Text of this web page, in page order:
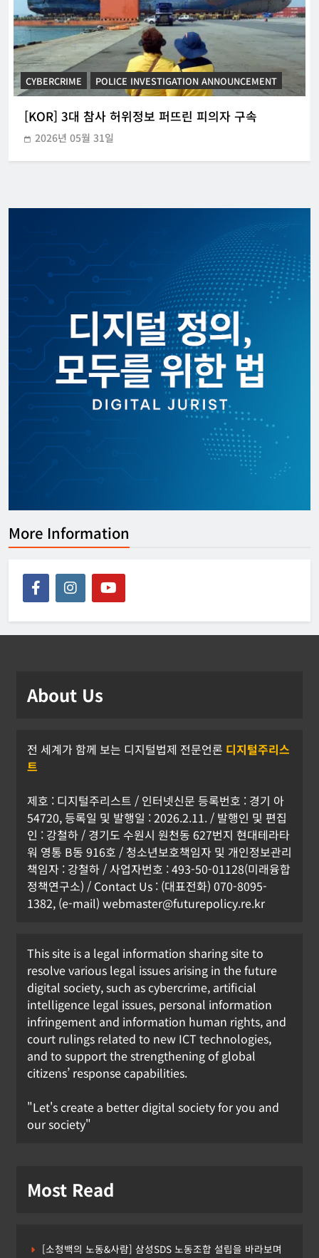
CYBERCRIME KOREAN ICT POLICY TRENDS
[KOR] 중기 대상 랜섬웨어 보안권고문 배포
2026년 04월 16일
More Information
About Us
전 세계가 함께 보는 디지털법제 전문언론 디지털주리스
트
제호 : 디지털주리스트 / 인터넷신문 등록번호 : 경기 아
54720, 등록일 및 발행일 : 2026.2.11. / 발행인 및 편집
인 : 강철하 / 경기도 수원시 원천동 627번지 현대테라타
워 영통 B동 916호 / 청소년보호책임자 및 개인정보관리
책임자 : 강철하 / 사업자번호 : 493-50-01128(미래융합
정책연구소) / Contact Us : (대표전화) 070-8095-
1382, (e-mail) webmaster@futurepolicy.re.kr
This site is a legal information sharing site to
resolve various legal issues arising in the future
digital society, such as cybercrime, artificial
intelligence legal issues, personal information
infringement and information human rights, and
court rulings related to new ICT technologies,
and to support the strengthening of global
citizens’ response capabilities.
"Let's create a better digital society for you and
our society"
Most Read
[소청백의 노동&사람] 삼성SDS 노동조합 설립을 바라보며